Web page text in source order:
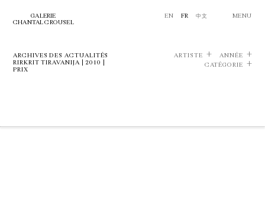
GALERIE
CHANTAL CROUSEL
EN FR 中文 MENU
ARCHIVES DES ACTUALITÉS
RIRKRIT TIRAVANIJA | 2010 |
PRIX
ARTISTE
ANNÉE
CATÉGORIE